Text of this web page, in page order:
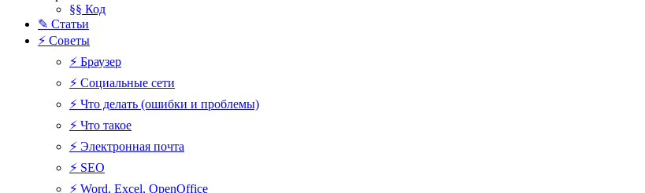
§§ Код
✎ Статьи
⚡ Советы
⚡ Браузер
⚡ Социальные сети
⚡ Что делать (ошибки и проблемы)
⚡ Что такое
⚡ Электронная почта
⚡ SEO
⚡ Word, Excel, OpenOffice